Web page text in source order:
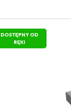
DOSTĘPNY OD
RĘKI